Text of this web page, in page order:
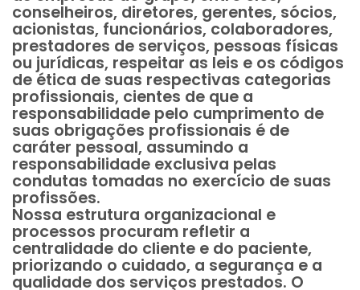
conselheiros, diretores, gerentes, sócios,
acionistas, funcionários, colaboradores,
prestadores de serviços, pessoas físicas
ou jurídicas, respeitar as leis e os códigos
de ética de suas respectivas categorias
profissionais, cientes de que a
responsabilidade pelo cumprimento de
suas obrigações profissionais é de
caráter pessoal, assumindo a
responsabilidade exclusiva pelas
condutas tomadas no exercício de suas
profissões.
Nossa estrutura organizacional e
processos procuram refletir a
centralidade do cliente e do paciente,
priorizando o cuidado, a segurança e a
qualidade dos serviços prestados. O